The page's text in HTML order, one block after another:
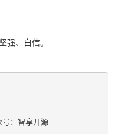
强、自信。
：智享开源